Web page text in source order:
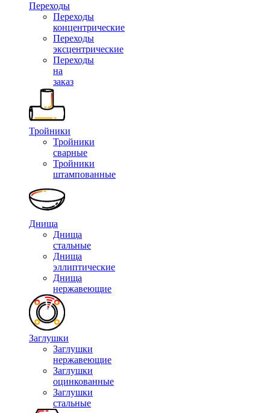
Переходы
Переходы
концентрические
Переходы
эксцентрические
Переходы
на
заказ
Тройники
Тройники
сварные
Тройники
штампованные
Днища
Днища
стальные
Днища
эллиптические
Днища
нержавеющие
Заглушки
Заглушки
нержавеющие
Заглушки
оцинкованные
Заглушки
стальные